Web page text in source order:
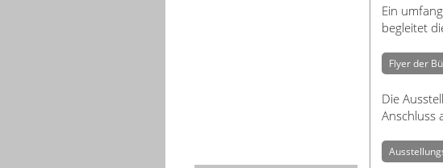
Ein
begleitet
Flyer der
Die
Anschluss